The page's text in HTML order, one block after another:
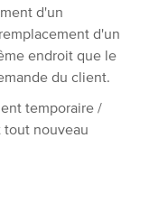
d'un
d'un
endroit que le
du client.
temporaire /
tout nouveau